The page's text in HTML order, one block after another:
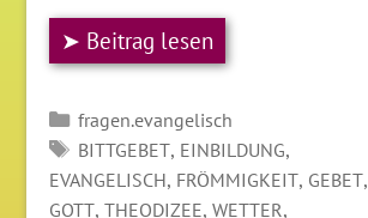
➤ Beitrag lesen
Kategorien
fragen.evangelisch
SCHLAGWÖRTER
BITTGEBET, EINBILDUNG,
EVANGELISCH, FRÖMMIGKEIT, GEBET,
GOTT,THEODIZEE,WETTER,